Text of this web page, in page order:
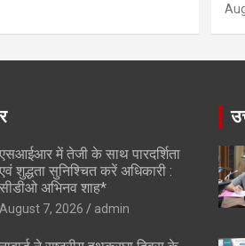
एसआईआर में तेजी के साथ पारदर्शिता
एवं शुद्धता सुनिश्चित करें अधिकारी :
सीडीओ अभिनव शाह*
August 7, 2026 admin